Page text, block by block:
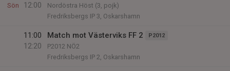
Sön
12:00
Nordöstra Höst (3, pojk)
Fredriksbergs IP 3, Oskarshamn
11:00
12:20
Match mot Västerviks FF 2 P2012
P2012 NÖ2
Fredriksbergs IP 2, Oskarshamn